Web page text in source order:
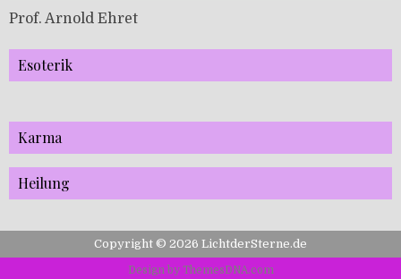
Prof. Arnold Ehret
Esoterik
Karma
Heilung
Copyright © 2026 LichtderSterne.de
Design by ThemesDNA.com